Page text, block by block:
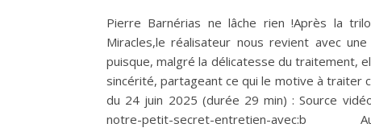
Pierre Barnérias ne lâche rien !Après la
Miracles,le réalisateur nous revient avec
puisque, malgré la délicatesse du traitement,
sincérité, partageant ce qui le motive à traiter
du 24 juin 2025 (durée 29 min) : Source
notre-petit-secret-